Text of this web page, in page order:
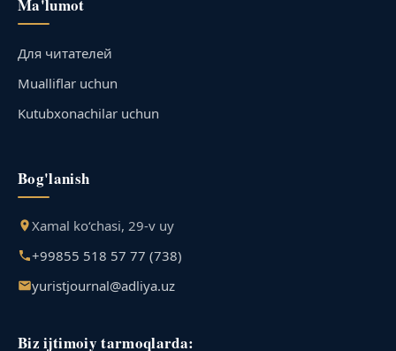
Ma'lumot
Для читателей
Mualliflar uchun
Kutubxonachilar uchun
Bog'lanish
Xamal ko‘chasi, 29-v uy
+99855 518 57 77 (738)
yuristjournal@adliya.uz
Biz ijtimoiy tarmoqlarda: